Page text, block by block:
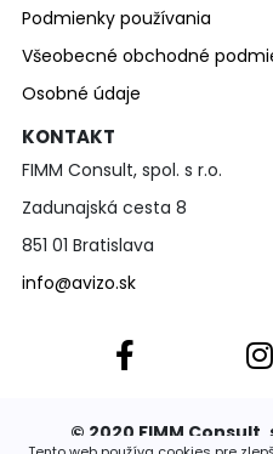
Podmienky používania
Všeobecné obchodné
Osobné údaje
KONTAKT
FIMM Consult, spol. s r.o.
Zadunajská cesta 8
851 01 Bratislava
info@avizo.sk
© 2020 FIMM Consult,